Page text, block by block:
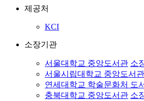
제공처
KCI
소장기관
서울대학교 중앙도서관 소
서울시립대학교 중앙도서관
연세대학교 학술문화처 도
충북대학교 중앙도서관 소